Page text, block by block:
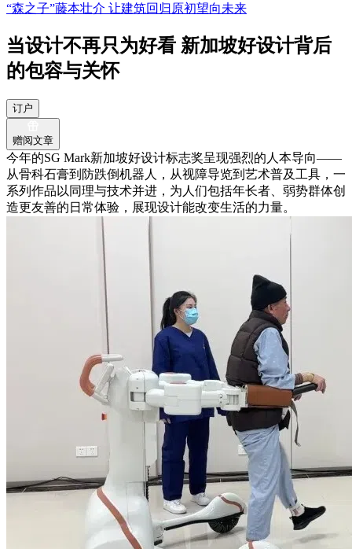
“森之子”藤本壮介 让建筑回归原初望向未来
当设计不再只为好看 新加坡好设计背后
的包容与关怀
订户
赠阅文章
今年的SG Mark新加坡好设计标志奖呈现强烈的人本导向——
从骨科石膏到防跌倒机器人，从视障导览到艺术普及工具，一
系列作品以同理与技术并进，为人们包括年长者、弱势群体创
造更友善的日常体验，展现设计能改变生活的力量。